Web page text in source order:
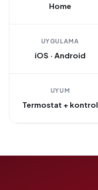
Home
UYGULAMA
iOS · Android
UYUM
Termostat + kontrol